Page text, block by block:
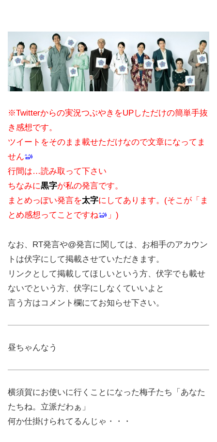
※Twitterからの実況つぶやきをUPしただけの簡単手抜
き感想です。
ツイートをそのまま載せただけなので文章になってま
せん
行間は…読み取って下さい
ちなみに黒字が私の発言です。
まとめっぽい発言を太字にしてあります。(そこが「ま
とめ感想ってことですね
」)
なお、RT発言や@発言に関しては、お相手のアカウン
トは伏字にして掲載させていただきます。
リンクとして掲載してほしいという方、伏字でも載せ
ないでという方、伏字にしなくていいよと
言う方はコメント欄にてお知らせ下さい。
昼ちゃんなう
横須賀にお使いに行くことになった梅子たち「あなた
たちね。立派だわぁ」
何か仕掛けられてるんじゃ・・・